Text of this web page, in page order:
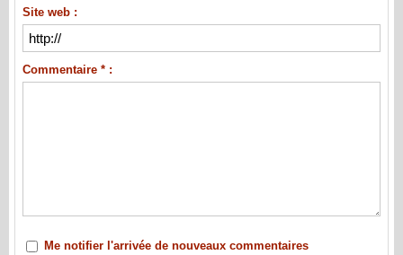
Site web :
Commentaire * :
Me notifier l'arrivée de nouveaux commentaires